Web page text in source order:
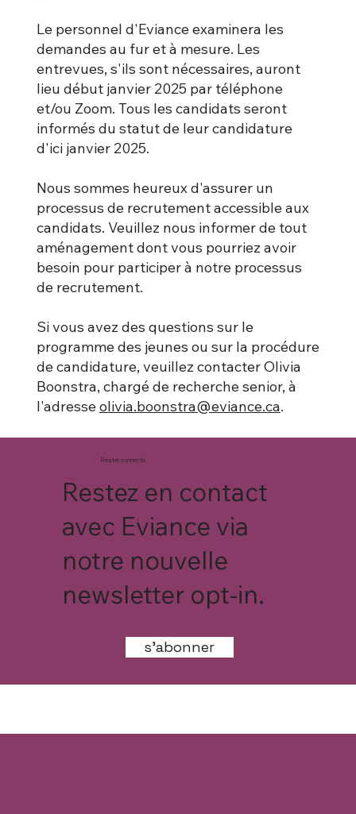
Le personnel d'Eviance examinera les
demandes au fur et à mesure. Les
entrevues, s'ils sont nécessaires, auront
lieu début janvier 2025 par téléphone
et/ou Zoom. Tous les candidats seront
informés du statut de leur candidature
d'ici janvier 2025.
Nous sommes heureux d'assurer un
processus de recrutement accessible aux
candidats. Veuillez nous informer de tout
aménagement dont vous pourriez avoir
besoin pour participer à notre processus
de recrutement.
Si vous avez des questions sur le
programme des jeunes ou sur la procédure
de candidature, veuillez contacter Olivia
Boonstra, chargé de recherche senior, à
l'adresseolivia.boonstra@eviance.ca.
Rester connecté.
Restez en contact
avec Eviance via
notre nouvelle
newsletter opt-in.
s'abonner